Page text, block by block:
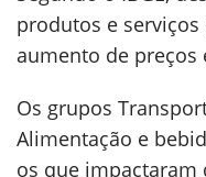
produtos e
aumento de
Os grupos
Alimentação e
os que impactaram